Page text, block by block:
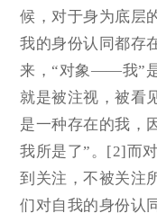
候，对于身为底层
我的身份认同都存
来，“对象——我”
就是被注视，被看
是一种存在的我，
我所是了”。[2]而
到关注，不被关注
们对自我的身份认